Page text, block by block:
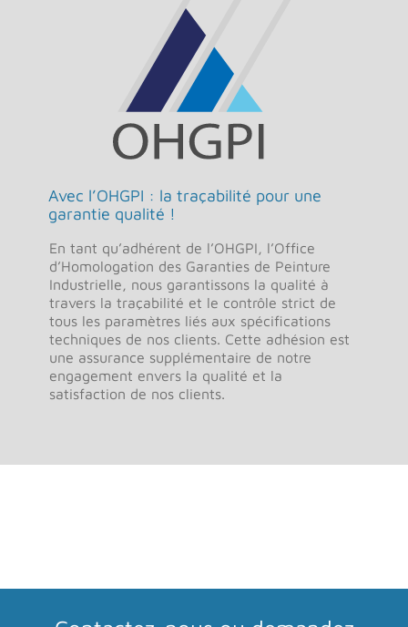
Avec l’OHGPI : la traçabilité pour une
garantie qualité !
En tant qu’adhérent de l’OHGPI, l’Office
d’Homologation des Garanties de Peinture
Industrielle, nous garantissons la qualité à
travers la traçabilité et le contrôle strict de
tous les paramètres liés aux spécifications
techniques de nos clients. Cette adhésion est
une assurance supplémentaire de notre
engagement envers la qualité et la
satisfaction de nos clients.